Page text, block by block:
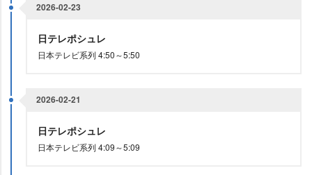
2026-02-23
日テレポシュレ
日本テレビ系列 4:50～5:50
2026-02-21
日テレポシュレ
日本テレビ系列 4:09～5:09